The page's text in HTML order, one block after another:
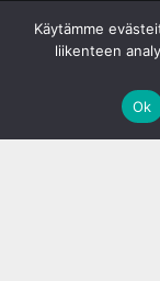
Käytämme
liikenteen
Ok